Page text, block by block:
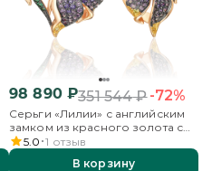
98 890₽351 544₽-72%
Серьги «Лилии» с английским
замком из красного золота с
фианитами
5.0 1 отзыв
В корзину